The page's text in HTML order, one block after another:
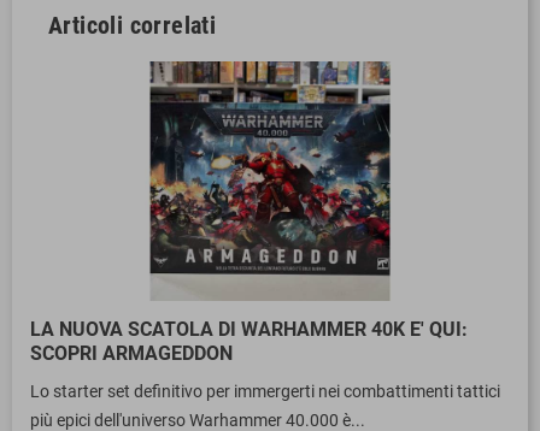
Articoli correlati
LA NUOVA SCATOLA DI WARHAMMER 40K E' QUI:
SCOPRI ARMAGEDDON
Lo starter set definitivo per immergerti nei combattimenti tattici
più epici dell'universo Warhammer 40.000 è...